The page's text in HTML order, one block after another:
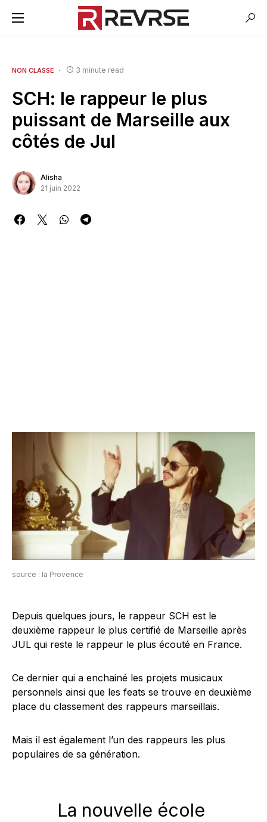
NON CLASSÉ 3 minute read
SCH: le rappeur le plus
puissant de Marseille aux
côtés de Jul
Alisha
21 juin 2022
source : la Provence
Depuis quelques jours, le rappeur SCH est le
deuxième rappeur le plus certifié de Marseille après
JUL qui reste le rappeur le plus écouté en France.
Ce dernier qui a enchainé les projets musicaux
personnels ainsi que les feats se trouve en deuxième
place du classement des rappeurs marseillais.
Mais il est également l’un des rappeurs les plus
populaires de sa génération.
La nouvelle école